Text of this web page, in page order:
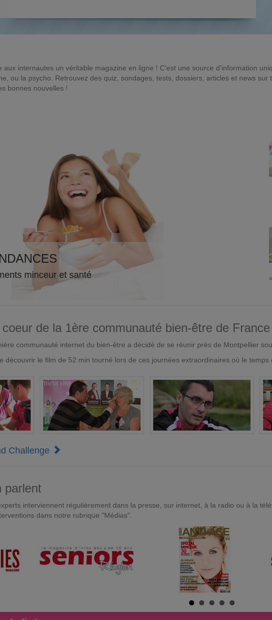
aux internautes un véritable magazine en ligne ! C'est une source d'information
ou la psycho. Retrouvez des quiz, sondages, tests, dossiers, articles et news sur
bonnes nouvelles !
minceur et santé
de la 1ère communauté bien-être de France
communauté internet du bien-être a décidé de se réunir près de Montpellier
découvrir le film de 52 min tourné lors de ces journées extraordinaires où le
Challenge
parlent
interviennent régulièrement dans la presse, sur internet, à la radio ou à la
dans notre rubrique "Médias".